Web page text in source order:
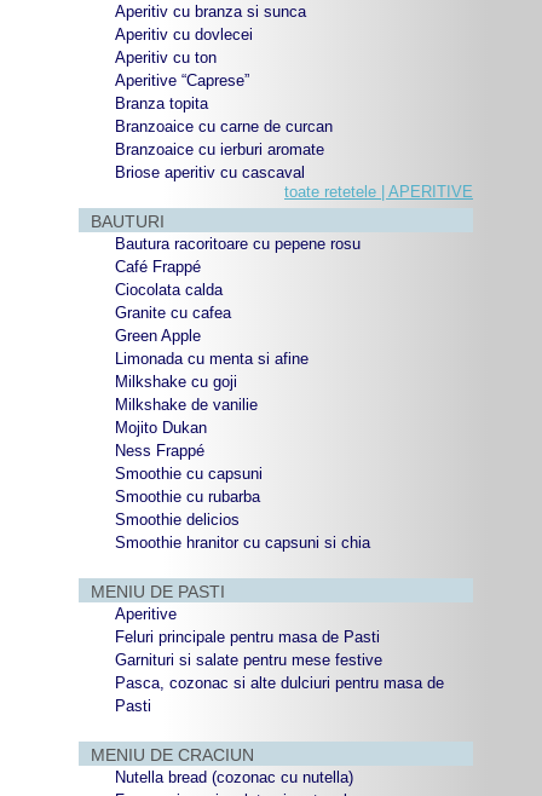
Aperitiv cu branza si sunca
Aperitiv cu dovlecei
Aperitiv cu ton
Aperitive “Caprese”
Branza topita
Branzoaice cu carne de curcan
Branzoaice cu ierburi aromate
Briose aperitiv cu cascaval
toate retetele | APERITIVE
BAUTURI
Bautura racoritoare cu pepene rosu
Café Frappé
Ciocolata calda
Granite cu cafea
Green Apple
Limonada cu menta si afine
Milkshake cu goji
Milkshake de vanilie
Mojito Dukan
Ness Frappé
Smoothie cu capsuni
Smoothie cu rubarba
Smoothie delicios
Smoothie hranitor cu capsuni si chia
MENIU DE PASTI
Aperitive
Feluri principale pentru masa de Pasti
Garnituri si salate pentru mese festive
Pasca, cozonac si alte dulciuri pentru masa de
Pasti
MENIU DE CRACIUN
Nutella bread (cozonac cu nutella)